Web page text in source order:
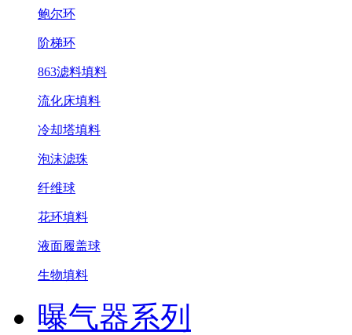
鲍尔环
阶梯环
863滤料填料
流化床填料
冷却塔填料
泡沫滤珠
纤维球
花环填料
液面履盖球
生物填料
曝气器系列